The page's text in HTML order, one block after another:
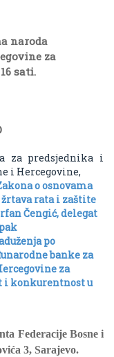
naroda
za
sati.
za predsjednika i
i Hercegovine,
o osnovama
rata i zaštite
Čengić, delegat
po
banke za
za
i konkurentnost u
Federacije Bosne i
3, Sarajevo.